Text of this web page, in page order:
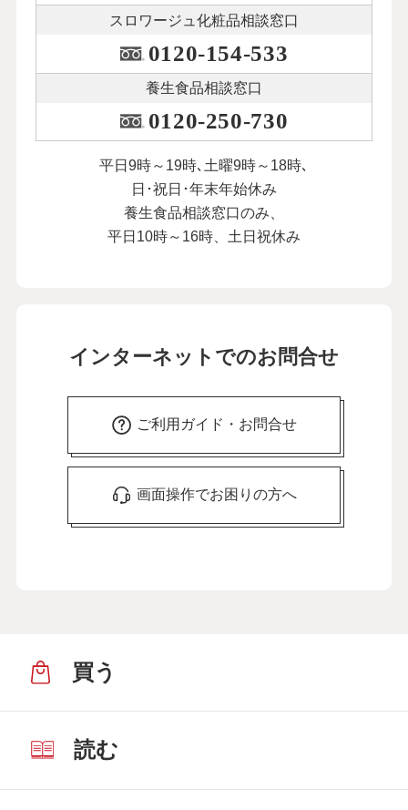
スロワージュ化粧品相談窓口
0120-154-533
養生食品相談窓口
0120-250-730
平日9時～19時､土曜9時～18時､
日･祝日･年末年始休み
養生食品相談窓口のみ、
平日10時～16時、土日祝休み
インターネットでのお問合せ
ご利用ガイド・お問合せ
画面操作でお困りの方へ
買う
読む